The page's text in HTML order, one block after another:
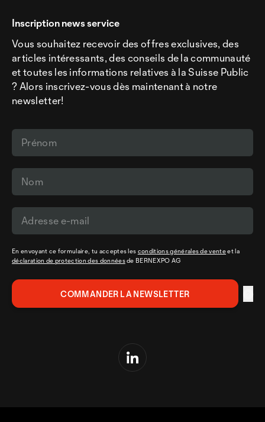
Inscription news service
Vous souhaitez recevoir des offres exclusives, des
articles intéressants, des conseils de la communauté
et toutes les informations relatives à la Suisse Public
? Alors inscrivez-vous dès maintenant à notre
newsletter!
En envoyant ce formulaire, tu acceptes les conditions générales de venteet la
déclaration de protection des donnéesde BERNEXPO AG